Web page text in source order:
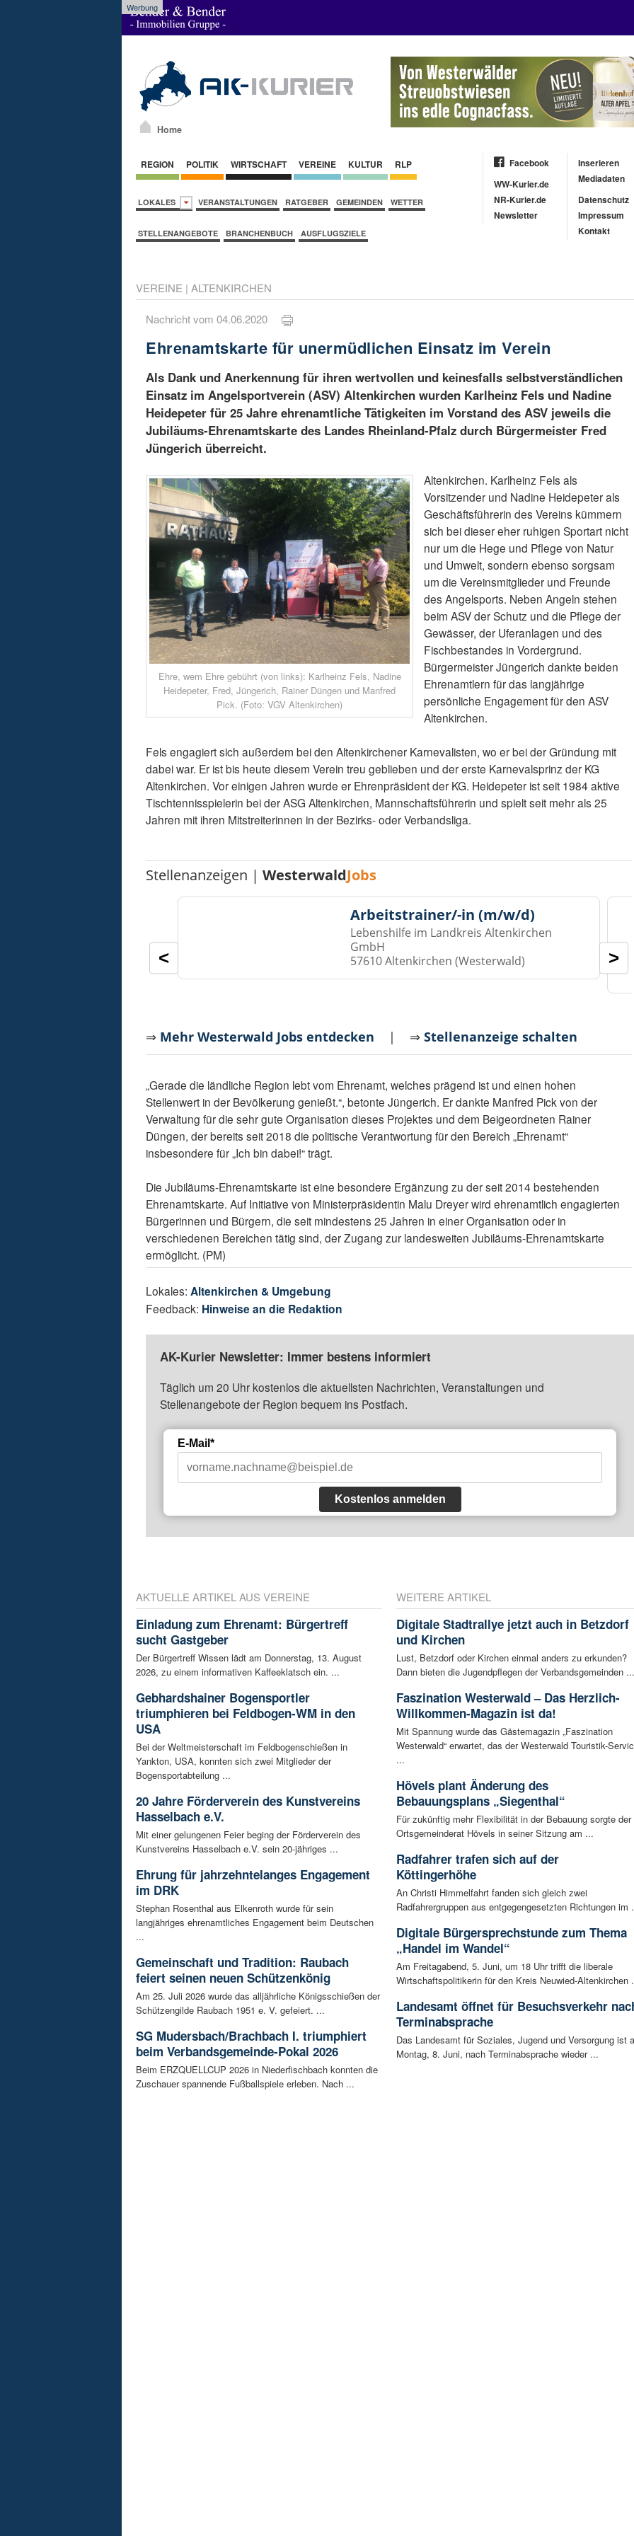
Werbung
Home
REGION POLITIK WIRTSCHAFT VEREINE KULTUR RLP
LOKALES VERANSTALTUNGEN RATGEBER GEMEINDEN WETTER
STELLENANGEBOTE BRANCHENBUCH AUSFLUGSZIELE
Facebook
WW-Kurier.de
NR-Kurier.de
Newsletter
Inserieren
Mediadaten
Datenschutz
Impressum
Kontakt
VEREINE | ALTENKIRCHEN
Nachricht vom 04.06.2020
Ehrenamtskarte für unermüdlichen Einsatz im Verein
Als Dank und Anerkennung für ihren wertvollen und keinesfalls selbstverständlichen
Einsatz im Angelsportverein (ASV) Altenkirchen wurden Karlheinz Fels und Nadine
Heidepeter für 25 Jahre ehrenamtliche Tätigkeiten im Vorstand des ASV jeweils die
Jubiläums-Ehrenamtskarte des Landes Rheinland-Pfalz durch Bürgermeister Fred
Jüngerich überreicht.
Ehre, wem Ehre gebührt (von links): Karlheinz Fels, Nadine
Heidepeter, Fred, Jüngerich, Rainer Düngen und Manfred
Pick. (Foto: VGV Altenkirchen)
Altenkirchen. Karlheinz Fels als
Vorsitzender und Nadine Heidepeter als
Geschäftsführerin des Vereins kümmern
sich bei dieser eher ruhigen Sportart nicht
nur um die Hege und Pflege von Natur
und Umwelt, sondern ebenso sorgsam
um die Vereinsmitglieder und Freunde
des Angelsports. Neben Angeln stehen
beim ASV der Schutz und die Pflege der
Gewässer, der Uferanlagen und des
Fischbestandes in Vordergrund.
Bürgermeister Jüngerich dankte beiden
Ehrenamtlern für das langjährige
persönliche Engagement für den ASV
Altenkirchen.
Fels engagiert sich außerdem bei den Altenkirchener Karnevalisten, wo er bei der Gründung mit
dabei war. Er ist bis heute diesem Verein treu geblieben und der erste Karnevalsprinz der KG
Altenkirchen. Vor einigen Jahren wurde er Ehrenpräsident der KG. Heidepeter ist seit 1984 aktive
Tischtennisspielerin bei der ASG Altenkirchen, Mannschaftsführerin und spielt seit mehr als 25
Jahren mit ihren Mitstreiterinnen in der Bezirks- oder Verbandsliga.
Stellenanzeigen |WesterwaldJobs
Arbeitstrainer/-in (m/w/d)
Lebenshilfe im Landkreis Altenkirchen
GmbH
57610 Altenkirchen (Westerwald)
< >
⇒ Mehr Westerwald Jobs entdecken | ⇒Stellenanzeige schalten
„Gerade die ländliche Region lebt vom Ehrenamt, welches prägend ist und einen hohen
Stellenwert in der Bevölkerung genießt.“, betonte Jüngerich. Er dankte Manfred Pick von der
Verwaltung für die sehr gute Organisation dieses Projektes und dem Beigeordneten Rainer
Düngen, der bereits seit 2018 die politische Verantwortung für den Bereich „Ehrenamt“
insbesondere für „Ich bin dabei!“ trägt.
Die Jubiläums-Ehrenamtskarte ist eine besondere Ergänzung zu der seit 2014 bestehenden
Ehrenamtskarte. Auf Initiative von Ministerpräsidentin Malu Dreyer wird ehrenamtlich engagierten
Bürgerinnen und Bürgern, die seit mindestens 25 Jahren in einer Organisation oder in
verschiedenen Bereichen tätig sind, der Zugang zur landesweiten Jubiläums-Ehrenamtskarte
ermöglicht. (PM)
Lokales:Altenkirchen & Umgebung
Feedback: Hinweise an die Redaktion
AK-Kurier Newsletter: Immer bestens informiert
Täglich um 20 Uhr kostenlos die aktuellsten Nachrichten, Veranstaltungen und
Stellenangebote der Region bequem ins Postfach.
E-Mail*
Kostenlos anmelden
AKTUELLE ARTIKEL AUS VEREINE
Einladung zum Ehrenamt: Bürgertreff
sucht Gastgeber
Der Bürgertreff Wissen lädt am Donnerstag, 13. August
2026, zu einem informativen Kaffeeklatsch ein. ...
Gebhardshainer Bogensportler
triumphieren bei Feldbogen-WM in den
USA
Bei der Weltmeisterschaft im Feldbogenschießen in
Yankton, USA, konnten sich zwei Mitglieder der
Bogensportabteilung ...
20 Jahre Förderverein des Kunstvereins
Hasselbach e.V.
Mit einer gelungenen Feier beging der Förderverein des
Kunstvereins Hasselbach e.V. sein 20-jähriges ...
Ehrung für jahrzehntelanges Engagement
im DRK
Stephan Rosenthal aus Elkenroth wurde für sein
langjähriges ehrenamtliches Engagement beim Deutschen
...
Gemeinschaft und Tradition: Raubach
feiert seinen neuen Schützenkönig
Am 25. Juli 2026 wurde das alljährliche Königsschießen der
Schützengilde Raubach 1951 e. V. gefeiert. ...
SG Mudersbach/Brachbach I. triumphiert
beim Verbandsgemeinde-Pokal 2026
Beim ERZQUELLCUP 2026 in Niederfischbach konnten die
Zuschauer spannende Fußballspiele erleben. Nach ...
WEITERE ARTIKEL
Digitale Stadtrallye jetzt auch in Betzdorf
und Kirchen
Lust, Betzdorf oder Kirchen einmal anders zu erkunden?
Dann bieten die Jugendpflegen der Verbandsgemeinden ...
Faszination Westerwald – Das Herzlich-
Willkommen-Magazin ist da!
Mit Spannung wurde das Gästemagazin „Faszination
Westerwald“ erwartet, das der Westerwald Touristik-
...
Hövels plant Änderung des
Bebauungsplans „Siegenthal“
Für zukünftig mehr Flexibilität in der Bebauung sorgte der
Ortsgemeinderat Hövels in seiner Sitzung am ...
Radfahrer trafen sich auf der
Köttingerhöhe
An Christi Himmelfahrt fanden sich gleich zwei
Radfahrergruppen aus entgegengesetzten Richtungen im
Digitale Bürgersprechstunde zum Thema
„Handel im Wandel“
Am Freitagabend, 5. Juni, um 18 Uhr trifft die liberale
Wirtschaftspolitikerin für den Kreis Neuwied-Altenkirchen
Landesamt öffnet für Besuchsverkehr
Terminabsprache
Das Landesamt für Soziales, Jugend und Versorgung ist
Montag, 8. Juni, nach Terminabsprache wieder ...